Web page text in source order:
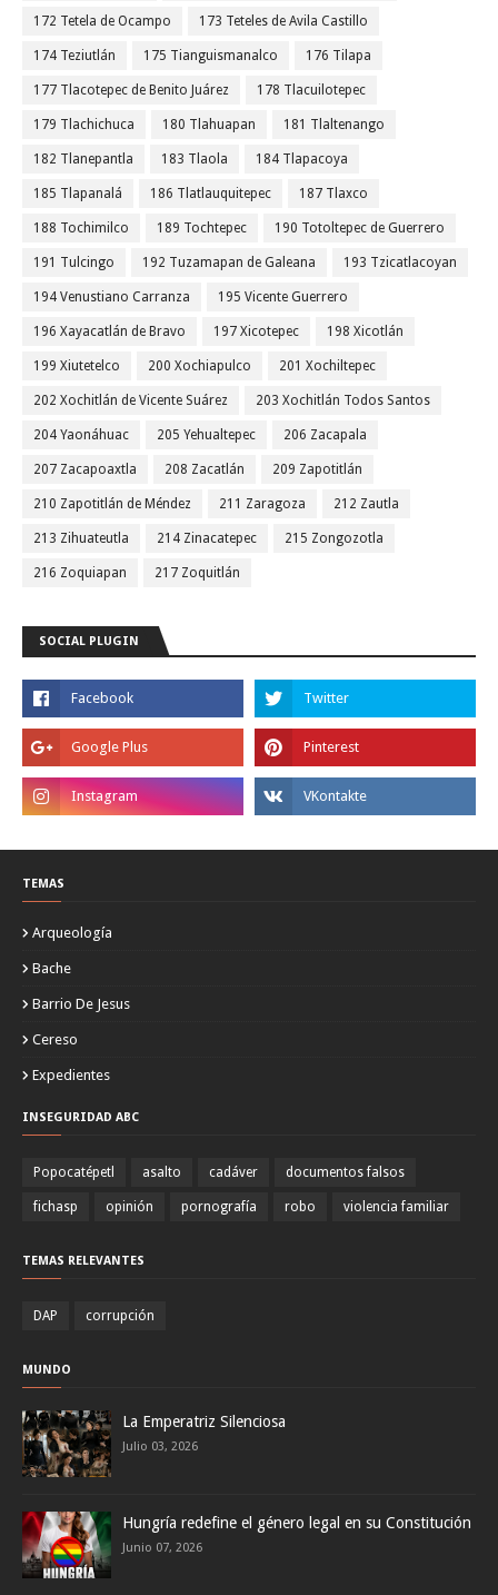
172 Tetela de Ocampo 173 Teteles de Avila Castillo
174 Teziutlán 175 Tianguismanalco 176 Tilapa
177 Tlacotepec de Benito Juárez 178 Tlacuilotepec
179 Tlachichuca 180 Tlahuapan 181 Tlaltenango
182 Tlanepantla 183 Tlaola 184 Tlapacoya
185 Tlapanalá 186 Tlatlauquitepec 187 Tlaxco
188 Tochimilco 189 Tochtepec 190 Totoltepec de Guerrero
191 Tulcingo 192 Tuzamapan de Galeana 193 Tzicatlacoyan
194 Venustiano Carranza 195 Vicente Guerrero
196 Xayacatlán de Bravo 197 Xicotepec 198 Xicotlán
199 Xiutetelco 200 Xochiapulco 201 Xochiltepec
202 Xochitlán de Vicente Suárez 203 Xochitlán Todos Santos
204 Yaonáhuac 205 Yehualtepec 206 Zacapala
207 Zacapoaxtla 208 Zacatlán 209 Zapotitlán
210 Zapotitlán de Méndez 211 Zaragoza 212 Zautla
213 Zihuateutla 214 Zinacatepec 215 Zongozotla
216 Zoquiapan 217 Zoquitlán
SOCIAL PLUGIN
TEMAS
Arqueología
Bache
Barrio De Jesus
Cereso
Expedientes
INSEGURIDAD ABC
Popocatépetl asalto cadáver documentos falsos
fichasp opinión pornografía robo violencia familiar
TEMAS RELEVANTES
DAP corrupción
MUNDO
La Emperatriz Silenciosa
Julio 03, 2026
Hungría redefine el género legal en su Constitución
Junio 07, 2026